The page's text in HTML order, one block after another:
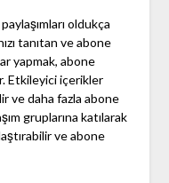
oldukça
tanıtan ve abone
yapmak, abone
Etkileyici içerikler
ve daha fazla abone
gruplarına katılarak
ve abone